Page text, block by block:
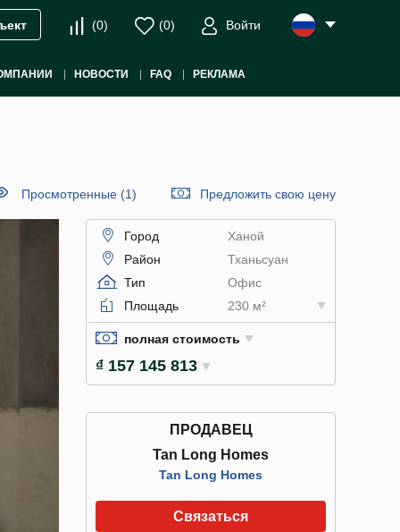
(0) (0) Войти
НОВОСТИ FAQ РЕКЛАМА
Просмотренные (1) Предложить свою цену
Город
Ханой
Район
Тханьсуан
Тип
Офис
Площадь
230 м²
полная стоимость
₫ 157 145 813
ПРОДАВЕЦ
Tan Long Homes
Tan Long Homes
Связаться